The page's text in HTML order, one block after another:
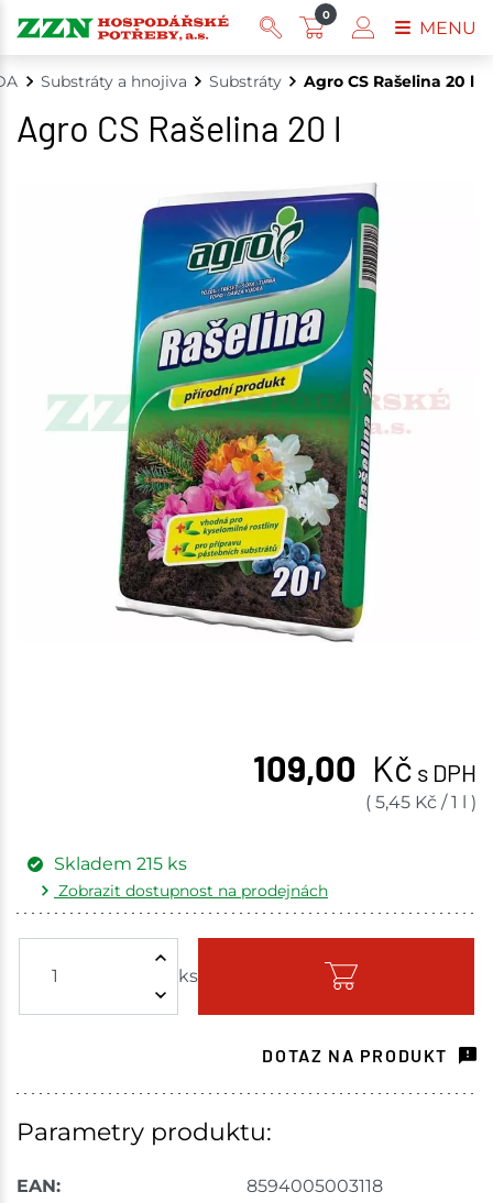
Substráty a hnojiva Substráty Agro CS Rašelina 20 l
Agro CS Rašelina 20 l
109,00 Kč s DPH
( 5,45 Kč /1 l )
ks
Skladem 215 ks
Zobrazit dostupnost na prodejnách
Skladem - ihned k odeslání
Choceň 16 ks
DOTAZ NA PRODUKT
Parametry produktu:
EAN:
8594005003118
0
MENU